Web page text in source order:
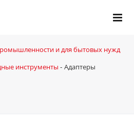
и для бытовых нужд
инструменты - Адаптеры